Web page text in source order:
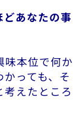
あなたの事
本位で何か
っても、そ
えたところ